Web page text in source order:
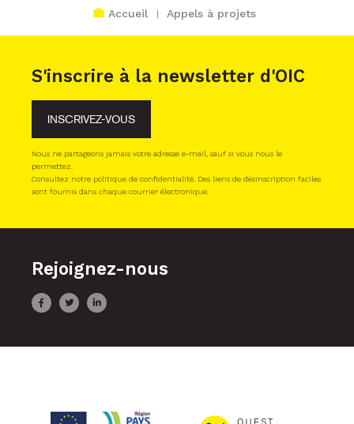
Accueil Appels à projets
S'inscrire à la newsletter d'OIC
INSCRIVEZ-VOUS
Nous ne partageons jamais votre adresse e-mail, sauf si vous nous le
permettez.
Consultez notre politique de confidentialité. Des liens de désinscription faciles
sont fournis dans chaque courrier électronique.
Rejoignez-nous